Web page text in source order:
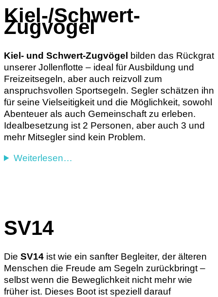
Kiel-/Schwert-
Zugvogel
Kiel- und Schwert-Zugvögel
bilden das Rückgrat
unserer Jollenflotte – ideal für Ausbildung und
Freizeitsegeln, aber auch reizvoll zum
anspruchsvollen Sportsegeln. Segler schätzen ihn
für seine Vielseitigkeit und die Möglichkeit, sowohl
Abenteuer als auch Gemeinschaft zu erleben.
Idealbesetzung ist 2 Personen, aber auch 3 und
mehr Mitsegler sind kein Problem.
Weiterlesen…
SV14
Die SV14 ist wie ein sanfter Begleiter, der älteren
Menschen die Freude am Segeln zurückbringt –
selbst wenn die Beweglichkeit nicht mehr wie
früher ist. Dieses Boot ist speziell darauf